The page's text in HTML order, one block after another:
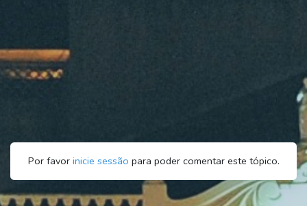
Por favor inicie sessão para poder comentar este tópico.